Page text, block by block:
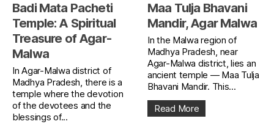
Badi Mata Pacheti
Temple: A Spiritual
Treasure of Agar-
Malwa
In Agar-Malwa district of
Madhya Pradesh, there is a
temple where the devotion
of the devotees and the
blessings of...
Maa Tulja Bhavani
Mandir, Agar Malwa
In the Malwa region of
Madhya Pradesh, near
Agar-Malwa district, lies an
ancient temple — Maa Tulja
Bhavani Mandir. This...
Read More